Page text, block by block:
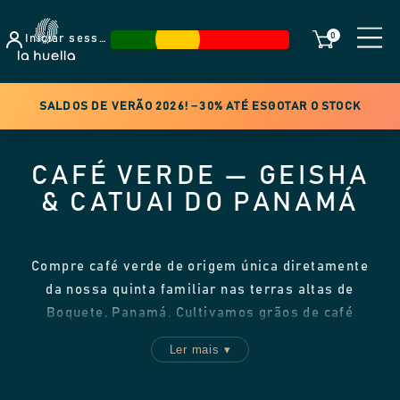
Iniciar sessão 0
SALDOS DE VERÃO 2026! −30% ATÉ ESGOTAR O STOCK
CAFÉ VERDE — GEISHA
& CATUAI DO PANAMÁ
Compre café verde de origem única diretamente
da nossa quinta familiar nas terras altas de
Boquete, Panamá. Cultivamos grãos de café
arábica Geisha, Catuai e Canas Verdes premiados
em altitude, colhemos apenas cerejas maduras à
Ler mais ▾